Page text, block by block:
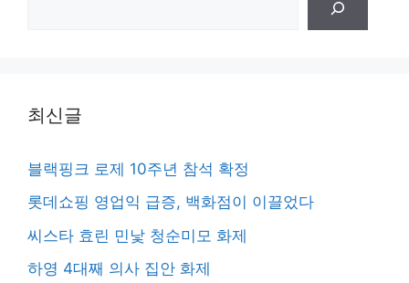
최신글
블랙핑크 로제 10주년 참석 확정
롯데쇼핑 영업익 급증, 백화점이 이끌었다
씨스타 효린 민낯 청순미모 화제
하영 4대째 의사 집안 화제